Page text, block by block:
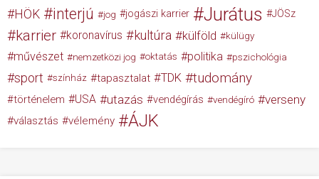
HÖK interjú jog jogászi karrier Jurátus JÖSz
karrier koronavírus kultúra külföld külügy
művészet nemzetközi jog oktatás politika pszichológia
sport színház tapasztalat TDK tudomány
történelem USA utazás vendégírás vendégíró verseny
választás vélemény ÁJK